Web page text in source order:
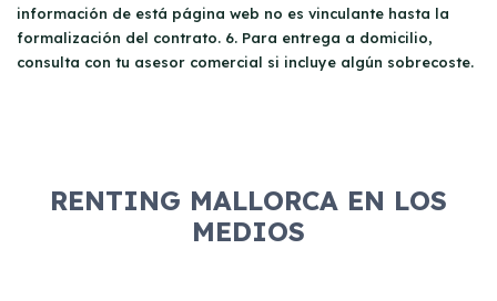
información de está página web no es vinculante hasta la
formalización del contrato. 6. Para entrega a domicilio,
consulta con tu asesor comercial si incluye algún sobrecoste.
RENTING MALLORCA EN LOS
MEDIOS